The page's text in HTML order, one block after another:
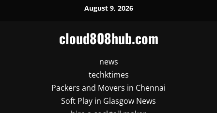
August 9, 2026
cloud808hub.com
news
techktimes
Packers and Movers in Chennai
Soft Play in Glasgow News